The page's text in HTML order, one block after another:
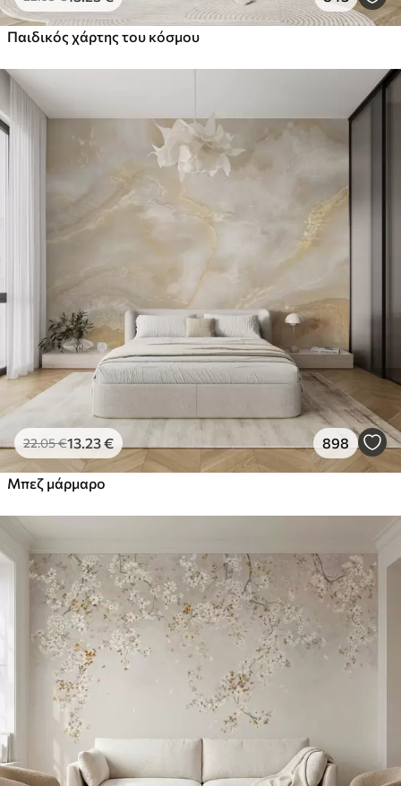
Παιδικός χάρτης του κόσμου
22.05€13 .23€ 898
Μπεζ μάρμαρο